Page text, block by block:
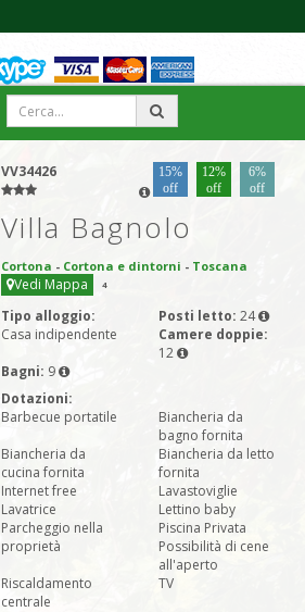
VV34426
15%
off
12%
off
6%
off
Villa Bagnolo
Cortona - Cortona e dintorni - Toscana
Vedi Mappa 4
Tipo alloggio:
Casa indipendente
Posti letto: 24
Camere doppie:
12
Bagni: 9
Dotazioni:
Barbecue portatile
Biancheria da
bagno fornita
Biancheria da
cucina fornita
Biancheria da letto
fornita
Internet free
Lavastoviglie
Lavatrice
Lettino baby
Parcheggio nella
proprietà
Piscina Privata
Possibilità di cene
all'aperto
Riscaldamento
centrale
TV